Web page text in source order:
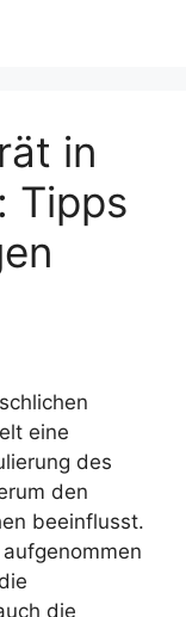
in
Tipps
eine
des
den
beeinflusst.
die